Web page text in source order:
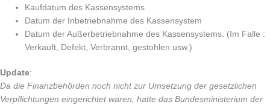
Kaufdatum des Kassensystems
Datum der Inbetriebnahme des Kassensystem
Datum der Außerbetriebnahme des Kassensystems. (Im Falle :
Verkauft, Defekt, Verbrannt, gestohlen usw.)
Update:
Da die Finanzbehörden noch nicht zur Umsetzung der gesetzlichen
Verpflichtungen eingerichtet waren, hatte das Bundesministerium der